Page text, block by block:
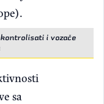
i vozače
sa